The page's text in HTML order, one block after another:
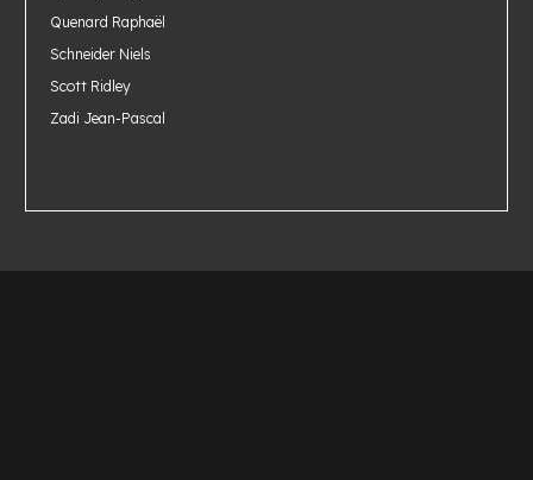
Quenard Raphaël
Schneider Niels
Scott Ridley
Zadi Jean-Pascal